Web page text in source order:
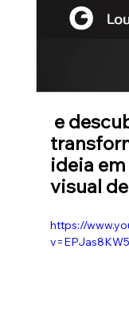
e
ideia
visual
https://